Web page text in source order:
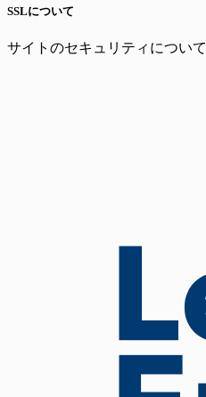
SSLについて
サイトのセキュリティについて